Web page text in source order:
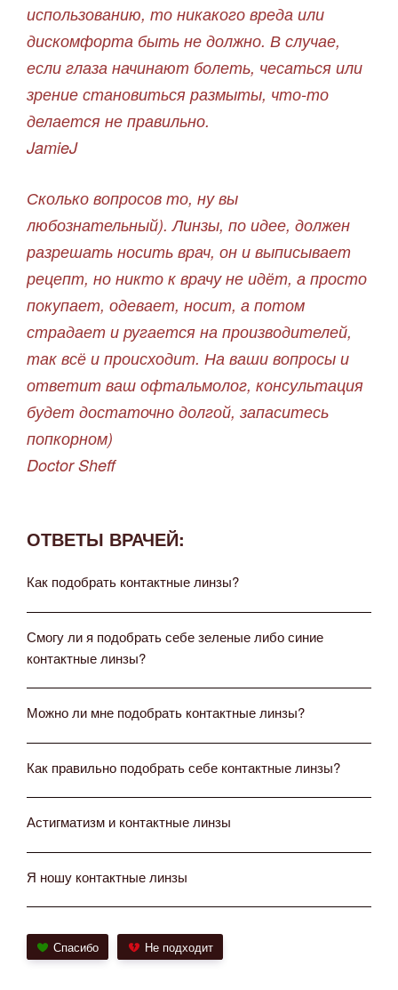
использованию, то никакого вреда или
дискомфорта быть не должно. В случае,
если глаза начинают болеть, чесаться или
зрение становиться размыты, что-то
делается не правильно.
JamieJ
Сколько вопросов то, ну вы
любознательный). Линзы, по идее, должен
разрешать носить врач, он и выписывает
рецепт, но никто к врачу не идёт, а просто
покупает, одевает, носит, а потом
страдает и ругается на производителей,
так всё и происходит. На ваши вопросы и
ответит ваш офтальмолог, консультация
будет достаточно долгой, запаситесь
попкорном)
Doctor Sheff
ОТВЕТЫ ВРАЧЕЙ:
Как подобрать контактные линзы?
Смогу ли я подобрать себе зеленые либо синие
контактные линзы?
Можно ли мне подобрать контактные линзы?
Как правильно подобрать себе контактные линзы?
Астигматизм и контактные линзы
Я ношу контактные линзы
Спасибо Не подходит